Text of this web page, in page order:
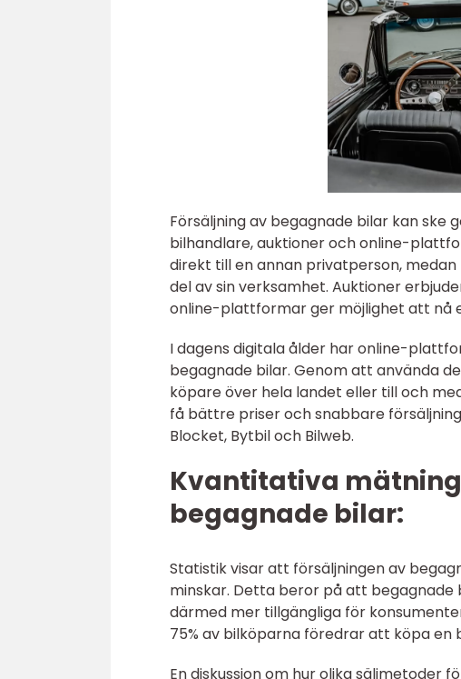
Försäljning av begagnade bilar kan ske
bilhandlare, auktioner och online-
direkt till en annan privatperson,
del av sin verksamhet. Auktioner
online-plattformar ger möjlighet att nå
I dagens digitala ålder har online-
begagnade bilar. Genom att använda
köpare över hela landet eller till och
få bättre priser och snabbare
Blocket, Bytbil och Bilweb.
Kvantitativa
begagnade bilar:
Statistik visar att försäljningen av
minskar. Detta beror på att
därmed mer tillgängliga för
75% av bilköparna föredrar att köpa en
En diskussion om hur olika säljmetoder